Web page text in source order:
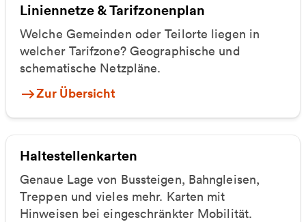
Liniennetze & Tarifzonenplan
Welche Gemeinden oder Teilorte liegen in
welcher Tarifzone? Geographische und
schematische Netzpläne.
Zur Übersicht
Haltestellenkarten
Genaue Lage von Bussteigen, Bahngleisen,
Treppen und vieles mehr. Karten mit
Hinweisen bei eingeschränkter Mobilität.